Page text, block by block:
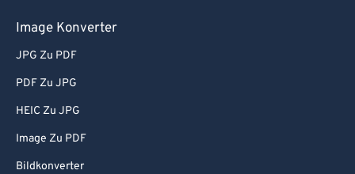
Image Konverter
JPG Zu PDF
PDF Zu JPG
HEIC Zu JPG
Image Zu PDF
Bildkonverter